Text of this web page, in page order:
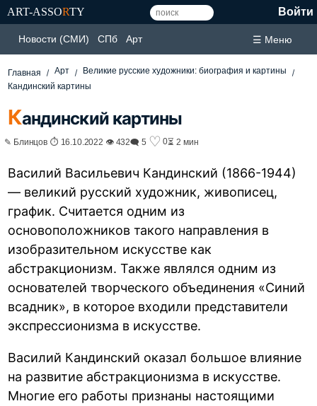
ART-ASSORTY Войти
Новости (СМИ) СПб Арт ☰ Меню
Главная Арт
Великие русские художники: биография и картины
Кандинский картины
Кандинский картины
✎ Блинцов ⏱ 16.10.2022 👁 432🗨 5 ♡ 0⏳ 2 мин
Василий Васильевич Кандинский (1866-1944)
— великий русский художник, живописец,
график. Считается одним из
основоположников такого направления в
изобразительном искусстве как
абстракционизм. Также являлся одним из
основателей творческого объединения «Синий
всадник», в которое входили представители
экспрессионизма в искусстве.
Василий Кандинский оказал большое влияние
на развитие абстракционизма в искусстве.
Многие его работы признаны настоящими